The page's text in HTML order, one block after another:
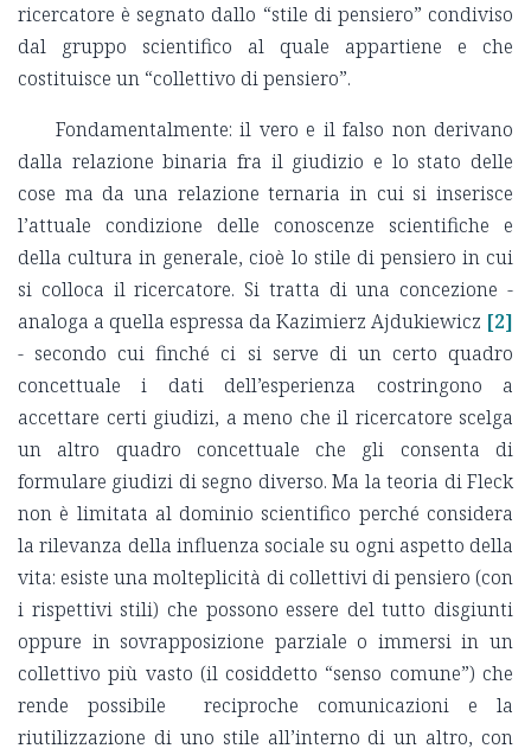
ricercatore è segnato dallo “stile di pensiero” condiviso
dal gruppo scientifico al quale appartiene e che
costituisce un “collettivo di pensiero”.
Fondamentalmente: il vero e il falso non derivano
dalla relazione binaria fra il giudizio e lo stato delle
cose ma da una relazione ternaria in cui si inserisce
l’attuale condizione delle conoscenze scientifiche e
della cultura in generale, cioè lo stile di pensiero in cui
si colloca il ricercatore. Si tratta di una concezione -
analoga a quella espressa da Kazimierz Ajdukiewicz [2]
- secondo cui finché ci si serve di un certo quadro
concettuale i dati dell’esperienza costringono a
accettare certi giudizi, a meno che il ricercatore scelga
un altro quadro concettuale che gli consenta di
formulare giudizi di segno diverso. Ma la teoria di Fleck
non è limitata al dominio scientifico perché considera
la rilevanza della influenza sociale su ogni aspetto della
vita: esiste una molteplicità di collettivi di pensiero (con
i rispettivi stili) che possono essere del tutto disgiunti
oppure in sovrapposizione parziale o immersi in un
collettivo più vasto (il cosiddetto “senso comune”) che
rende possibile reciproche comunicazioni e la
riutilizzazione di uno stile all’interno di un altro, con